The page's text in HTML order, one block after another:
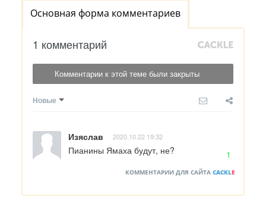
Основная форма комментариев
1 комментарий
Комментарии к этой теме были закрыты
Новые
Изяслав 2020.10.22 19:32
Пианины Ямаха будут, не? 1
КОММЕНТАРИИ ДЛЯ САЙТА CACKLE